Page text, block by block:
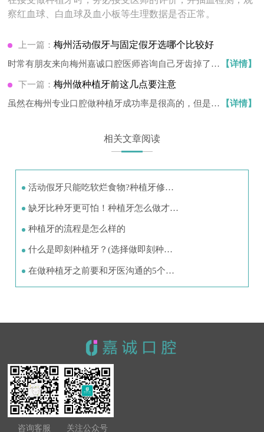
察红血球、白血球及血小板等生理数据是否正常。
上一篇：梅州活动假牙与固定假牙选哪个比较好
时常有朋友来向梅州嘉诚口腔医师咨询自己牙齿掉了，
【详情】
下一篇：梅州做种植牙前这几点要注意
虽然在梅州专业口腔做种植牙成功率是很高的，但是也
【详情】
相关文章阅读
活动假牙只能吃软烂食物?种植牙修…
缺牙比种牙更可怕！种植牙怎么做才…
种植牙的流程是怎么样的
什么是即刻种植牙？(选择做即刻种…
在做种植牙之前要和牙医沟通的5个…
咨询客服 关注公众号